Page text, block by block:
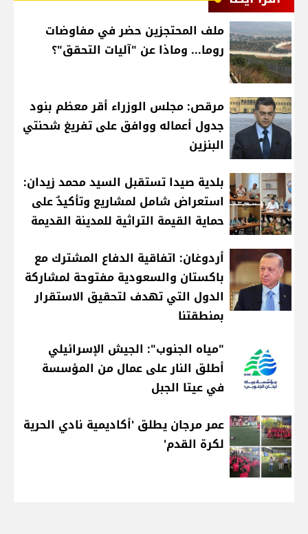
ملف المحتجزين حضر في مفاوضات
روما... وماذا عن "آليات التحقق"؟
مرقص: مجلس الوزراء أقر معظم بنود
جدول أعماله ووافق على تفريغ شحنتي
البنزين
بلدية صيدا تستقبل السيد محمد زيدان:
استعراض شامل لمشاريع وتأكيدٌ على
حماية القيمة التراثية للمدينة القديمة
أردوغان: اتفاقية الدفاع المشترك مع
باكستان والسعودية مفتوحة لمشاركة
الدول التي تهدف لتحقيق الاستقرار
بمنطقتنا
"مياه الجنوب": الجيش الإسرائيلي
أطلق النار على عمال من المؤسسة
في عيتا الجبل
عمر مرجان يطلق 'أكاديمية نادي الحرية
لكرة القدم'